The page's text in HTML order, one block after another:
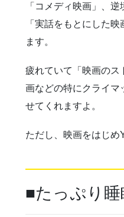
「コメディ映画」、
「実話をもとにした
ます。
疲れていて「映画の
画などの特にクライマ
せてくれますよ。
ただし、映画をはじめ
■たっぷり睡